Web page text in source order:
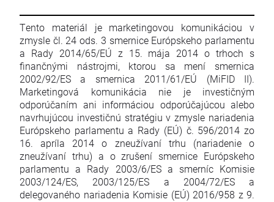
Tento materiál je marketingovou komunikáciou v
zmysle čl. 24 ods. 3 smernice Európskeho parlamentu
a Rady 2014/65/EÚ z 15. mája 2014 o trhoch s
finančnými nástrojmi, ktorou sa mení smernica
2002/92/ES a smernica 2011/61/EÚ (MiFID II).
Marketingová komunikácia nie je investičným
odporúčaním ani informáciou odporúčajúcou alebo
navrhujúcou investičnú stratégiu v zmysle nariadenia
Európskeho parlamentu a Rady (EÚ) č. 596/2014 zo
16. apríla 2014 o zneužívaní trhu (nariadenie o
zneužívaní trhu) a o zrušení smernice Európskeho
parlamentu a Rady 2003/6/ES a smerníc Komisie
2003/124/ES, 2003/125/ES a 2004/72/ES a
delegovaného nariadenia Komisie (EÚ) 2016/958 z 9.